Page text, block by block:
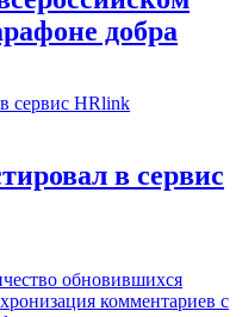
добра
в сервис